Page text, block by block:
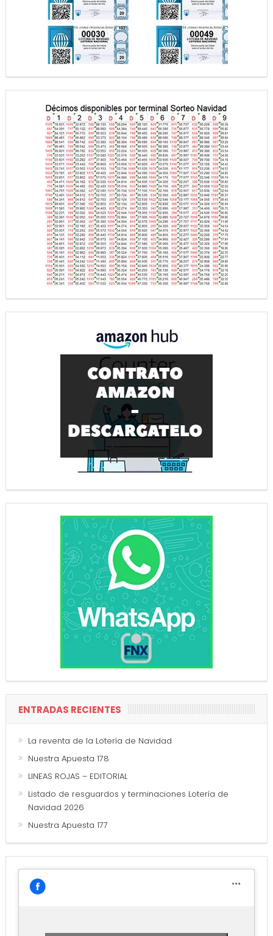
ENTRADAS RECIENTES
La reventa de la Lotería de Navidad
Nuestra Apuesta 178
LINEAS ROJAS – EDITORIAL
Listado de resguardos y terminaciones Lotería de
Navidad 2026
Nuestra Apuesta 177